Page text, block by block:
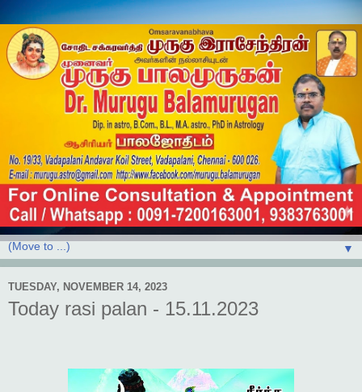
▼
TUESDAY, NOVEMBER 14, 2023
Today rasi palan - 15.11.2023